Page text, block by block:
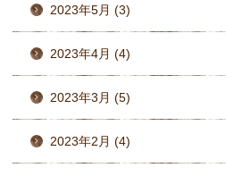
2023年5月 (3)
2023年4月 (4)
2023年3月 (5)
2023年2月 (4)